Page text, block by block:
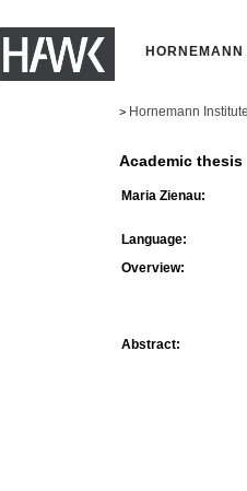
> Hornemann Institute
Academic thesis
Maria Zienau:
Language:
Overview:
Abstract: